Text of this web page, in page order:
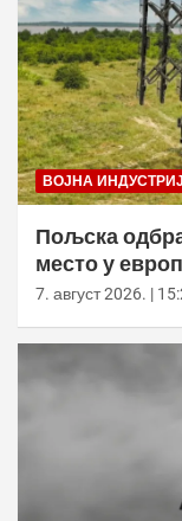
ВОЈНА
Пољска
место у
7. август 2026. |